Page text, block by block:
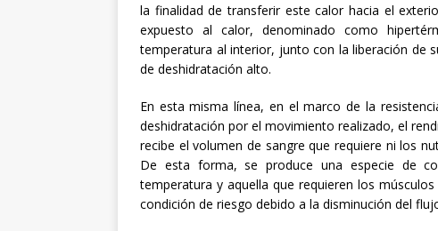
la finalidad de transferir este calor hacia el
expuesto al calor, denominado como
temperatura al interior, junto con la liberación de
de deshidratación alto.
En esta misma línea, en el marco de la
deshidratación por el movimiento realizado, el
recibe el volumen de sangre que requiere ni los
De esta forma, se produce una especie de
temperatura y aquella que requieren los
condición de riesgo debido a la disminución del